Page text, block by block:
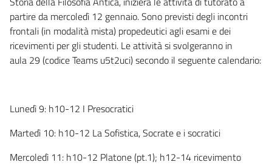
partire da mercoledì 12 gennaio. Sono previsti degli incontri
frontali (in modalità mista) propedeutici agli esami e dei
ricevimenti per gli studenti. Le attività si svolgeranno in
aula 29 (codice Teams u5t2uci) secondo il seguente calendario:
Lunedì 9: h10-12 I Presocratici
Martedì 10: h10-12 La Sofistica, Socrate e i socratici
Mercoledì 11: h10-12 Platone (pt.1); h12-14 ricevimento